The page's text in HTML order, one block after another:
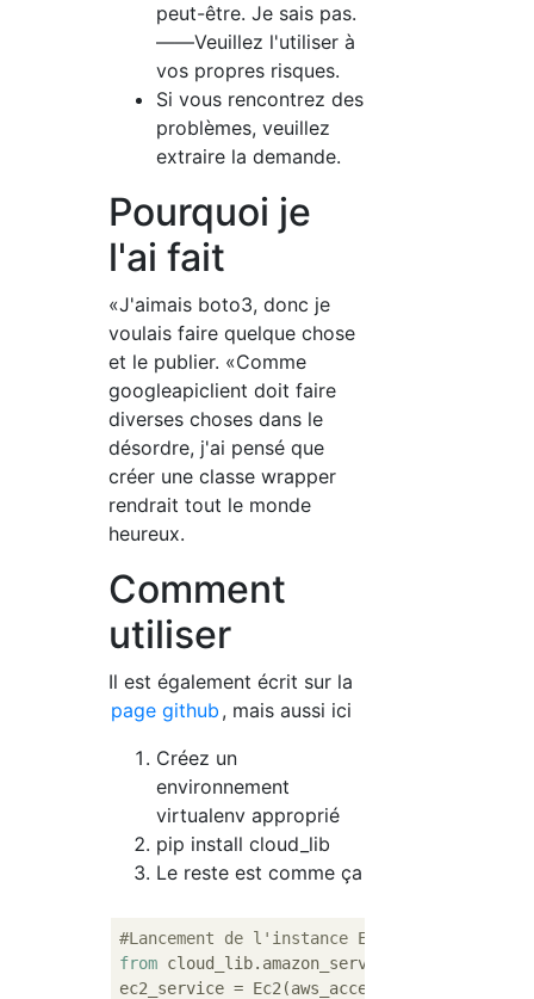
peut-être. Je sais pas.
――Veuillez l'utiliser à
vos propres risques.
Si vous rencontrez des
problèmes, veuillez
extraire la demande.
Pourquoi je
l'ai fait
«J'aimais boto3, donc je
voulais faire quelque chose
et le publier. «Comme
googleapiclient doit faire
diverses choses dans le
désordre, j'ai pensé que
créer une classe wrapper
rendrait tout le monde
heureux.
Comment
utiliser
Il est également écrit sur la
page github , mais aussi ici
Créez un
environnement
virtualenv approprié
pip install cloud_lib
Le reste est comme ça
#Lancement de l'instance EC2
from cloud_lib.amazon_services
ec2_service = Ec2(aws_access_key_id,